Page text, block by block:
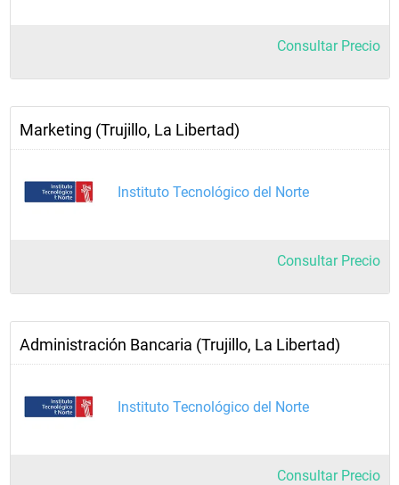
Consultar Precio
Marketing (Trujillo, La Libertad)
Instituto Tecnológico del Norte
Consultar Precio
Administración Bancaria (Trujillo, La Libertad)
Instituto Tecnológico del Norte
Consultar Precio